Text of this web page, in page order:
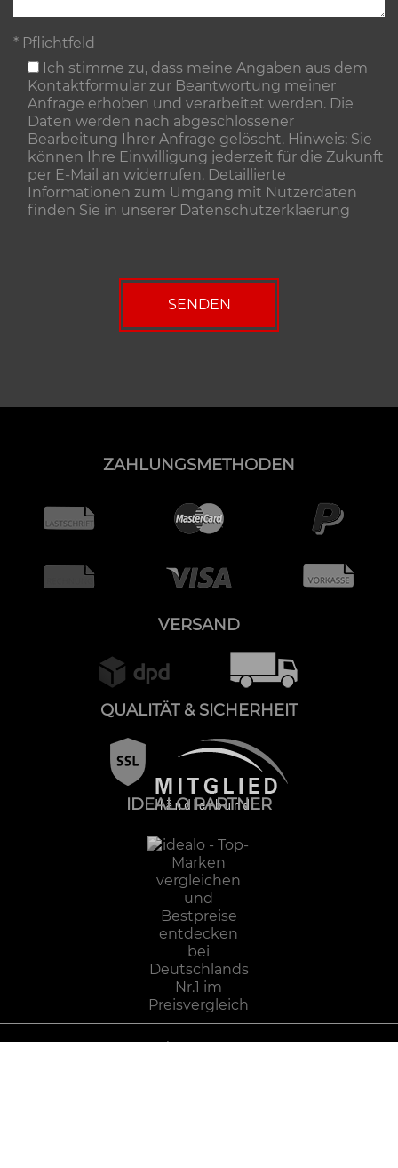
* Pflichtfeld
Ich stimme zu, dass meine Angaben aus dem
Kontaktformular zur Beantwortung meiner
Anfrage erhoben und verarbeitet werden. Die
Daten werden nach abgeschlossener
Bearbeitung Ihrer Anfrage gelöscht. Hinweis: Sie
können Ihre Einwilligung jederzeit für die Zukunft
per E-Mail an widerrufen. Detaillierte
Informationen zum Umgang mit Nutzerdaten
finden Sie in unserer Datenschutzerklaerung
ZAHLUNGSMETHODEN
VERSAND
QUALITÄT & SICHERHEIT
IDEALO PARTNER
Impressum